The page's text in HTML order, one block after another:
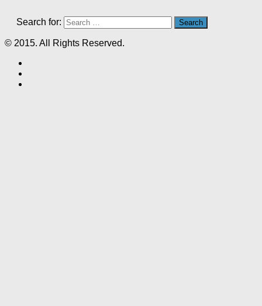
Search for:
© 2015. All Rights Reserved.